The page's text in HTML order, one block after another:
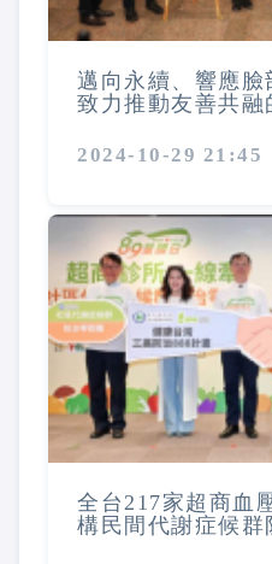
邁向永續、響應
致力推動友善共融
2024-10-29 21:45
全台217家超商血
構民間代謝症候群